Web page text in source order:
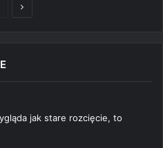
Następna
jak stare rozcięcie, to